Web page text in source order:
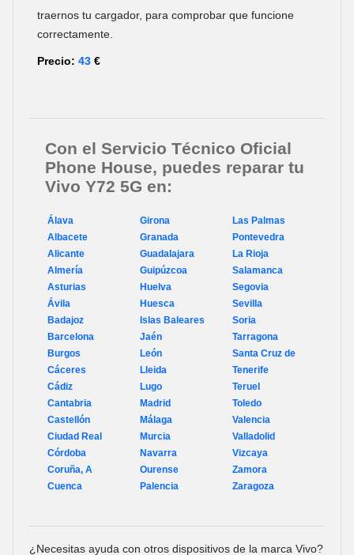
traernos tu cargador, para comprobar que funcione
correctamente.
Precio: 43 €
Con el Servicio Técnico Oficial
Phone House, puedes reparar tu
Vivo Y72 5G en:
Álava
Albacete
Alicante
Almería
Asturias
Ávila
Badajoz
Barcelona
Burgos
Cáceres
Cádiz
Cantabria
Castellón
Ciudad Real
Córdoba
Coruña, A
Cuenca
Girona
Granada
Guadalajara
Guipúzcoa
Huelva
Huesca
Islas Baleares
Jaén
León
Lleida
Lugo
Madrid
Málaga
Murcia
Navarra
Ourense
Palencia
Las Palmas
Pontevedra
La Rioja
Salamanca
Segovia
Sevilla
Soria
Tarragona
Santa Cruz de
Tenerife
Teruel
Toledo
Valencia
Valladolid
Vizcaya
Zamora
Zaragoza
¿Necesitas ayuda con otros dispositivos de la marca Vivo?